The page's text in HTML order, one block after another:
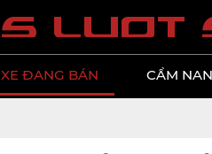
s luot
XE ĐANG BÁN CẨM